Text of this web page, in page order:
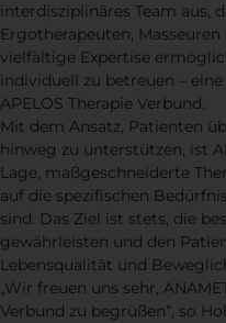
interdisziplinäres Team aus,
Ergotherapeuten,
vielfältige Expertise
individuell zu betreuen –
APELOS Therapie Verbund.
Mit dem Ansatz, Patienten
hinweg zu unterstützen, ist
Lage, maßgeschneiderte
auf die spezifischen
sind. Das Ziel ist stets, die
gewährleisten und den
Lebensqualität und
„Wir freuen uns sehr,
Verbund zu begrüßen“, so